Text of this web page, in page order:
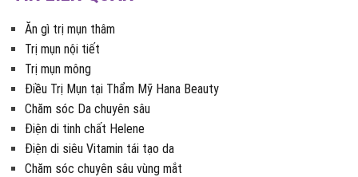
Ăn gì trị mụn thâm
Trị mụn nội tiết
Trị mụn mông
Điều Trị Mụn tại Thẩm Mỹ Hana Beauty
Chăm sóc Da chuyên sâu
Điện di tinh chất Helene
Điện di siêu Vitamin tái tạo da
Chăm sóc chuyên sâu vùng mắt